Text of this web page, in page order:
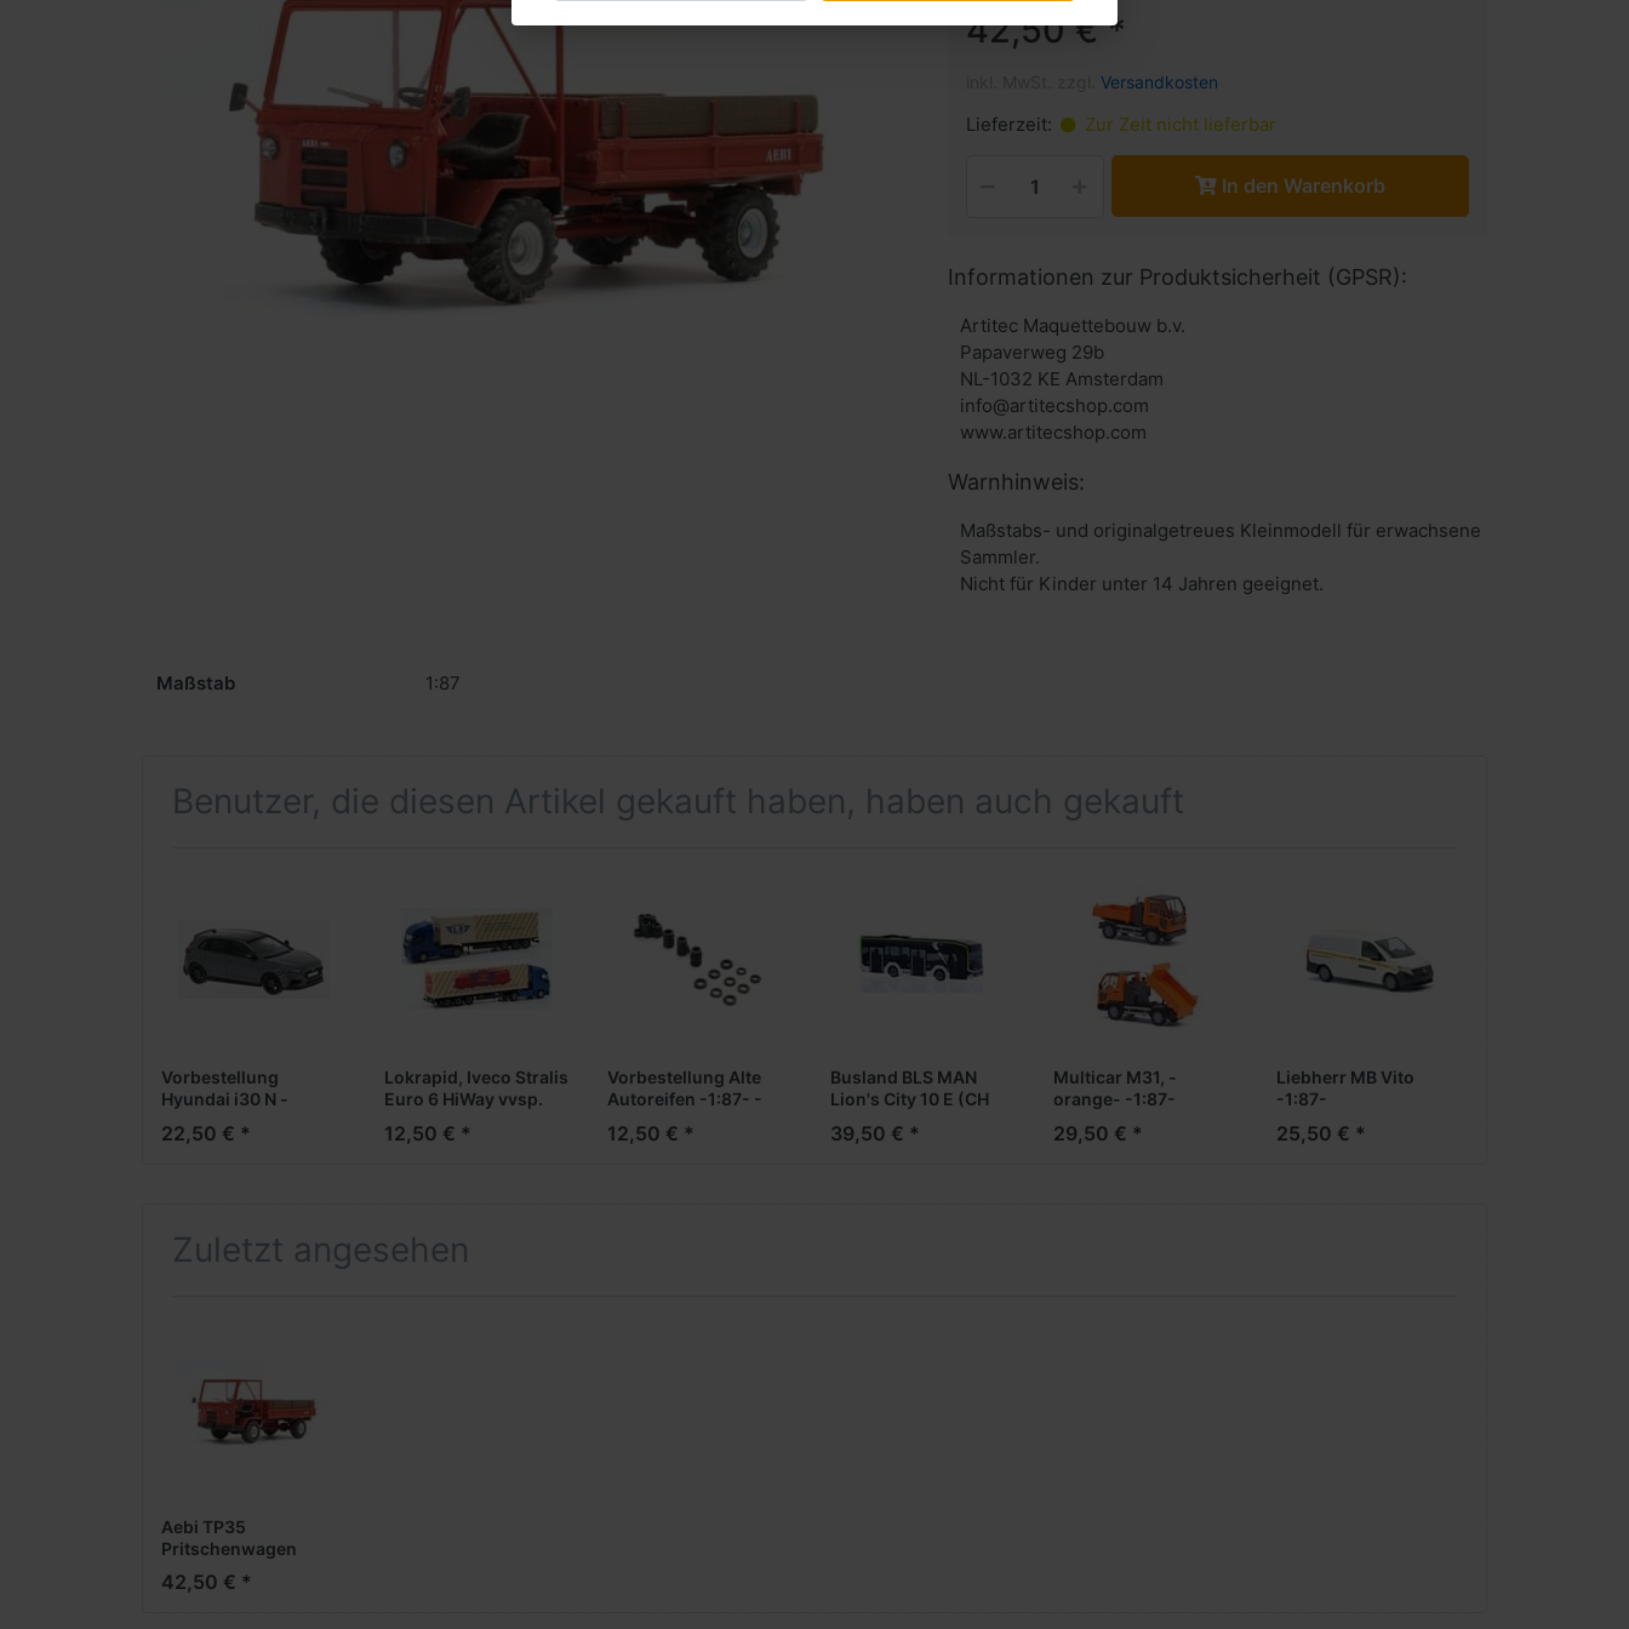
42,50 € *
Versandkosten
Lieferzeit: Zur Zeit nicht lieferbar
In den Warenkorb
Informationen zur Produktsicherheit (GPSR):
Artitec Maquettebouw b.v.
Papaverweg 29b
NL-1032 KE Amsterdam
info@artitecshop.com
Warnhinweis:
Maßstabs- und originalgetreues Kleinmodell für erwachsene
Sammler.
Nicht für Kinder unter 14 Jahren geeignet.
Maßstab 1:87
Benutzer, die diesen Artikel gekauft haben, haben auch gekauft
Vorbestellung
Hyundai i30 N -
***PCX-
22,50 € *
Lokrapid, Iveco Stralis
Euro 6 HiWay vvsp.
Kühlcontainer -AWM-
12,50 € *
Vorbestellung Alte
Autoreifen -1:87- -
***Messe NH
12,50 € *
Busland BLS MAN
Lion's City 10 E (CH
39,50 € *
Multicar M31, -
orange- -1:87-
29,50 € *
Liebherr MB Vito
-1:87-
25,50 € *
Zuletzt angesehen
Aebi TP35
Pritschenwagen
-1:87- -Fertigmodell-
***z.Zt.nicht
42,50 € *